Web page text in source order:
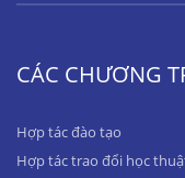
CÁC CHƯƠNG
Hợp tác đào tạo
Hợp tác trao đổi học